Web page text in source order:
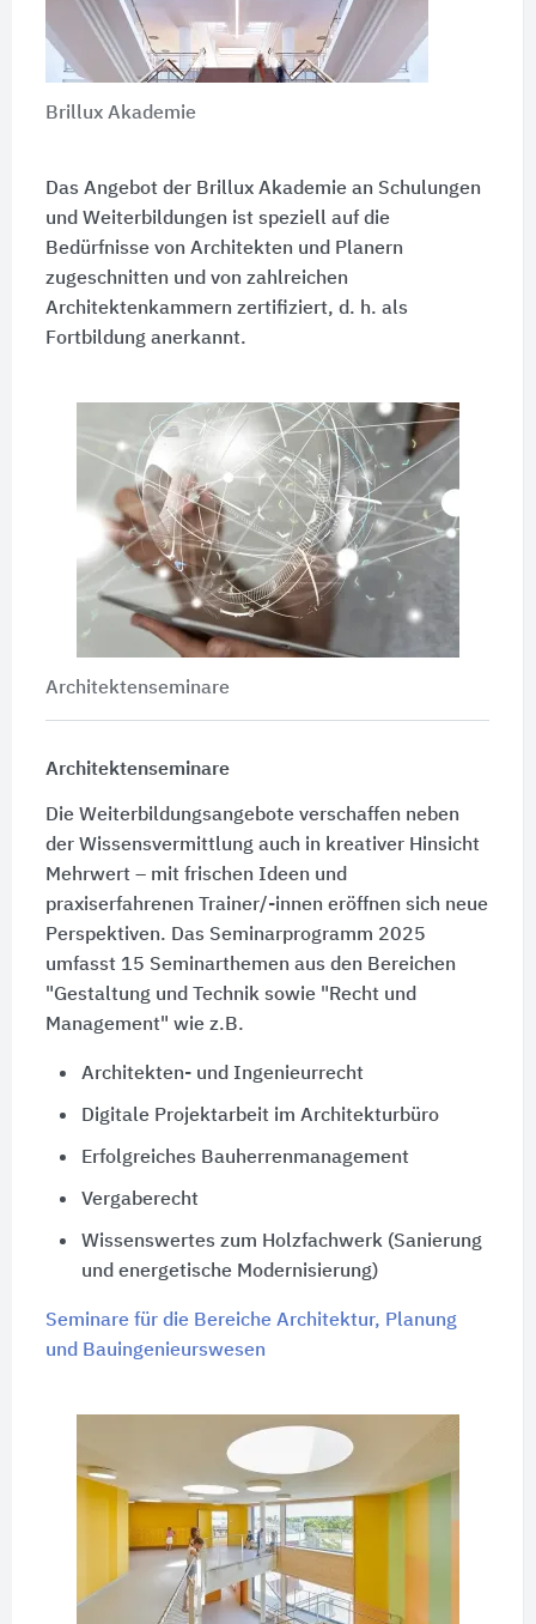
Brillux Akademie
Das Angebot der Brillux Akademie an Schulungen
und Weiterbildungen ist speziell auf die
Bedürfnisse von Architekten und Planern
zugeschnitten und von zahlreichen
Architektenkammern zertifiziert, d. h. als
Fortbildung anerkannt.
Architektenseminare
Architektenseminare
Die Weiterbildungsangebote verschaffen neben
der Wissensvermittlung auch in kreativer Hinsicht
Mehrwert – mit frischen Ideen und
praxiserfahrenen Trainer/-innen eröffnen sich neue
Perspektiven. Das Seminarprogramm 2025
umfasst 15 Seminarthemen aus den Bereichen
"Gestaltung und Technik sowie "Recht und
Management" wie z.B.
Architekten- und Ingenieurrecht
Digitale Projektarbeit im Architekturbüro
Erfolgreiches Bauherrenmanagement
Vergaberecht
Wissenswertes zum Holzfachwerk (Sanierung
und energetische Modernisierung)
Seminare für die Bereiche Architektur, Planung
und Bauingenieurswesen